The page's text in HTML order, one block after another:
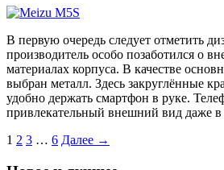
В первую очередь следует отметить
производитель особо позаботился о
материалах корпуса. В качестве
выбран металл. Здесь закруглённые
удобно держать смартфон в руке.
привлекательный внешний вид даже
1 2 3 … 6 Далее →